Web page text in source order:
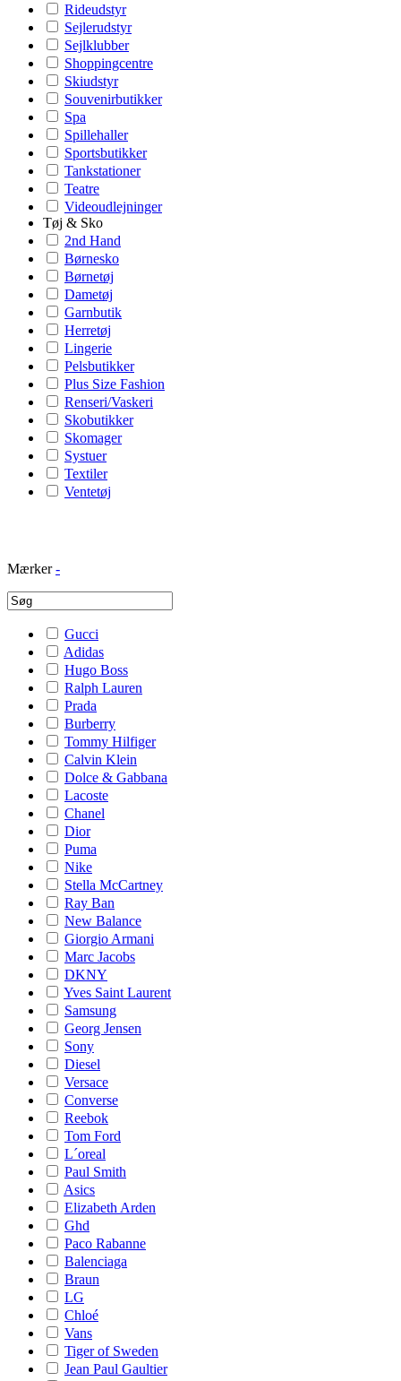
Rideudstyr
Sejlerudstyr
Sejlklubber
Shoppingcentre
Skiudstyr
Souvenirbutikker
Spa
Spillehaller
Sportsbutikker
Tankstationer
Teatre
Videoudlejninger
Tøj & Sko
2nd Hand
Børnesko
Børnetøj
Dametøj
Garnbutik
Herretøj
Lingerie
Pelsbutikker
Plus Size Fashion
Renseri/Vaskeri
Skobutikker
Skomager
Systuer
Textiler
Ventetøj
Mærker -
Gucci
Adidas
Hugo Boss
Ralph Lauren
Prada
Burberry
Tommy Hilfiger
Calvin Klein
Dolce & Gabbana
Lacoste
Chanel
Dior
Puma
Nike
Stella McCartney
Ray Ban
New Balance
Giorgio Armani
Marc Jacobs
DKNY
Yves Saint Laurent
Samsung
Georg Jensen
Sony
Diesel
Versace
Converse
Reebok
Tom Ford
L´oreal
Paul Smith
Asics
Elizabeth Arden
Ghd
Paco Rabanne
Balenciaga
Braun
LG
Chloé
Vans
Tiger of Sweden
Jean Paul Gaultier